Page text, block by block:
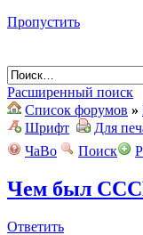
Пропустить
Расширенный поиск
Список форумов »
Шрифт
Для
ЧаВо
Поиск
Чем был
Ответить